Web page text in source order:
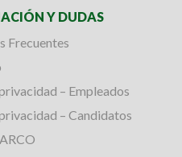
Y DUDAS
Frecuentes
– Empleados
– Candidatos